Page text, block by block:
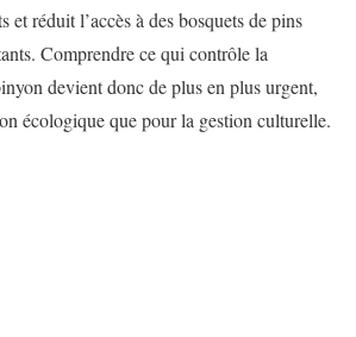
et réduit l’accès à des bosquets de pins
Comprendre ce qui contrôle la
devient donc de plus en plus urgent,
écologique que pour la gestion culturelle.